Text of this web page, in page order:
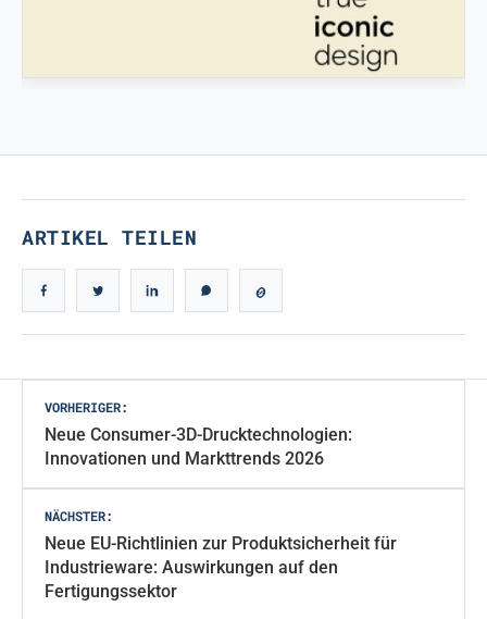
ARTIKEL TEILEN
Beitragsnavigation
VORHERIGER:
Neue Consumer-3D-Drucktechnologien:
Innovationen und Markttrends 2026
NÄCHSTER:
Neue EU-Richtlinien zur Produktsicherheit für
Industrieware: Auswirkungen auf den
Fertigungssektor